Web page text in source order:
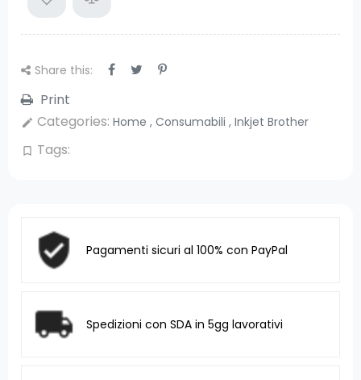
Share this:
Print
edit Categories: Home , Consumabili , Inkjet Brother
bookmark_border Tags:
Pagamenti sicuri al 100% con PayPal
Spedizioni con SDA in 5gg lavorativi